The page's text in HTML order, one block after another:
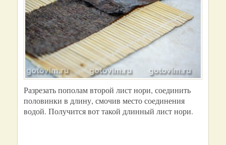
Разрезать пополам второй лист нори, соединить
половинки в длину, смочив место соединения
водой. Получится вот такой длинный лист нори.